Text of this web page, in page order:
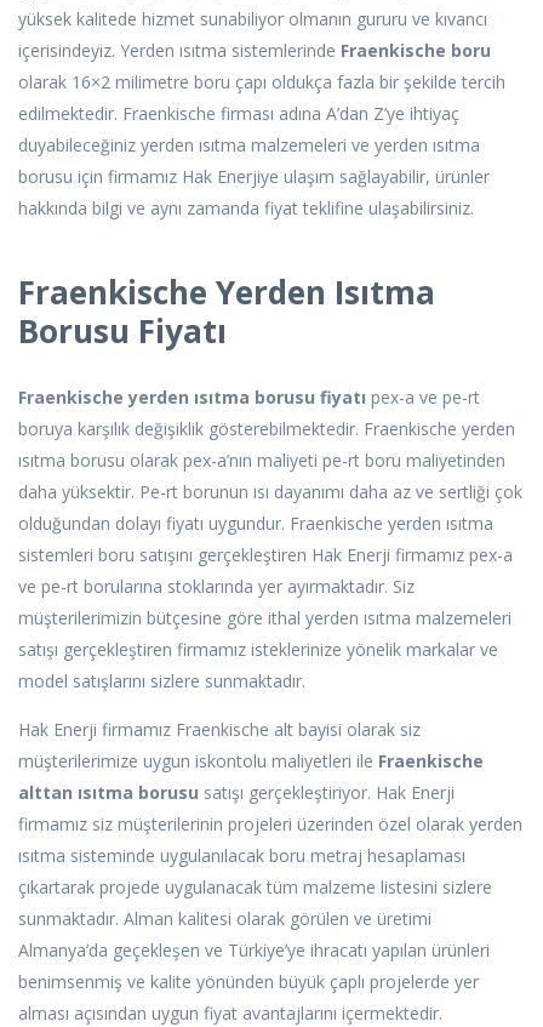
yüksek kalitede hizmet sunabiliyor olmanın gururu ve kıvancı
içerisindeyiz. Yerden ısıtma sistemlerinde Fraenkische boru
olarak 16×2 milimetre boru çapı oldukça fazla bir şekilde tercih
edilmektedir. Fraenkische firması adına A’dan Z’ye ihtiyaç
duyabileceğiniz yerden ısıtma malzemeleri ve yerden ısıtma
borusu için firmamız Hak Enerjiye ulaşım sağlayabilir, ürünler
hakkında bilgi ve aynı zamanda fiyat teklifine ulaşabilirsiniz.
Fraenkische Yerden Isıtma
Borusu Fiyatı
Fraenkische yerden ısıtma borusu fiyatı pex-a ve pe-rt
boruya karşılık değişiklik gösterebilmektedir. Fraenkische yerden
ısıtma borusu olarak pex-a’nın maliyeti pe-rt boru maliyetinden
daha yüksektir. Pe-rt borunun ısı dayanımı daha az ve sertliği çok
olduğundan dolayı fiyatı uygundur. Fraenkische yerden ısıtma
sistemleri boru satışını gerçekleştiren Hak Enerji firmamız pex-a
ve pe-rt borularına stoklarında yer ayırmaktadır. Siz
müşterilerimizin bütçesine göre ithal yerden ısıtma malzemeleri
satışı gerçekleştiren firmamız isteklerinize yönelik markalar ve
model satışlarını sizlere sunmaktadır.
Hak Enerji firmamız Fraenkische alt bayisi olarak siz
müşterilerimize uygun iskontolu maliyetleri ile Fraenkische
alttan ısıtma borusu satışı gerçekleştiriyor. Hak Enerji
firmamız siz müşterilerinin projeleri üzerinden özel olarak yerden
ısıtma sisteminde uygulanılacak boru metraj hesaplaması
çıkartarak projede uygulanacak tüm malzeme listesini sizlere
sunmaktadır. Alman kalitesi olarak görülen ve üretimi
Almanya’da geçekleşen ve Türkiye’ye ihracatı yapılan ürünleri
benimsenmiş ve kalite yönünden büyük çaplı projelerde yer
alması açısından uygun fiyat avantajlarını içermektedir.